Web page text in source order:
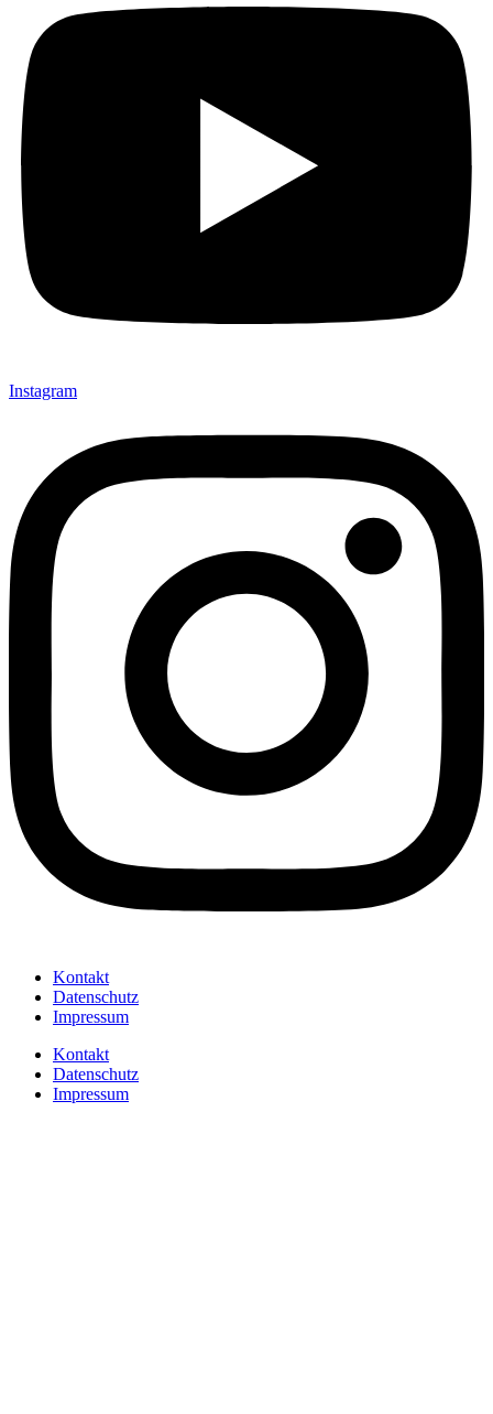
Instagram
Kontakt
Datenschutz
Impressum
Kontakt
Datenschutz
Impressum